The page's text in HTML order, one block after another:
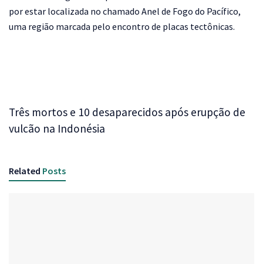
por estar localizada no chamado Anel de Fogo do Pacífico,
uma região marcada pelo encontro de placas tectônicas.
Três mortos e 10 desaparecidos após erupção de
vulcão na Indonésia
Related Posts